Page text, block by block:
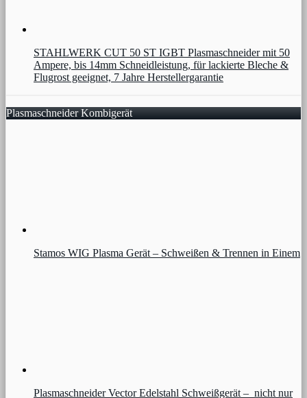
STAHLWERK CUT 50 ST IGBT Plasmaschneider mit 50
Ampere, bis 14mm Schneidleistung, für lackierte Bleche &
Flugrost geeignet, 7 Jahre Herstellergarantie
Plasmaschneider Kombigerät
Stamos WIG Plasma Gerät – Schweißen & Trennen in Einem
Plasmaschneider Vector Edelstahl Schweißgerät – nicht nur